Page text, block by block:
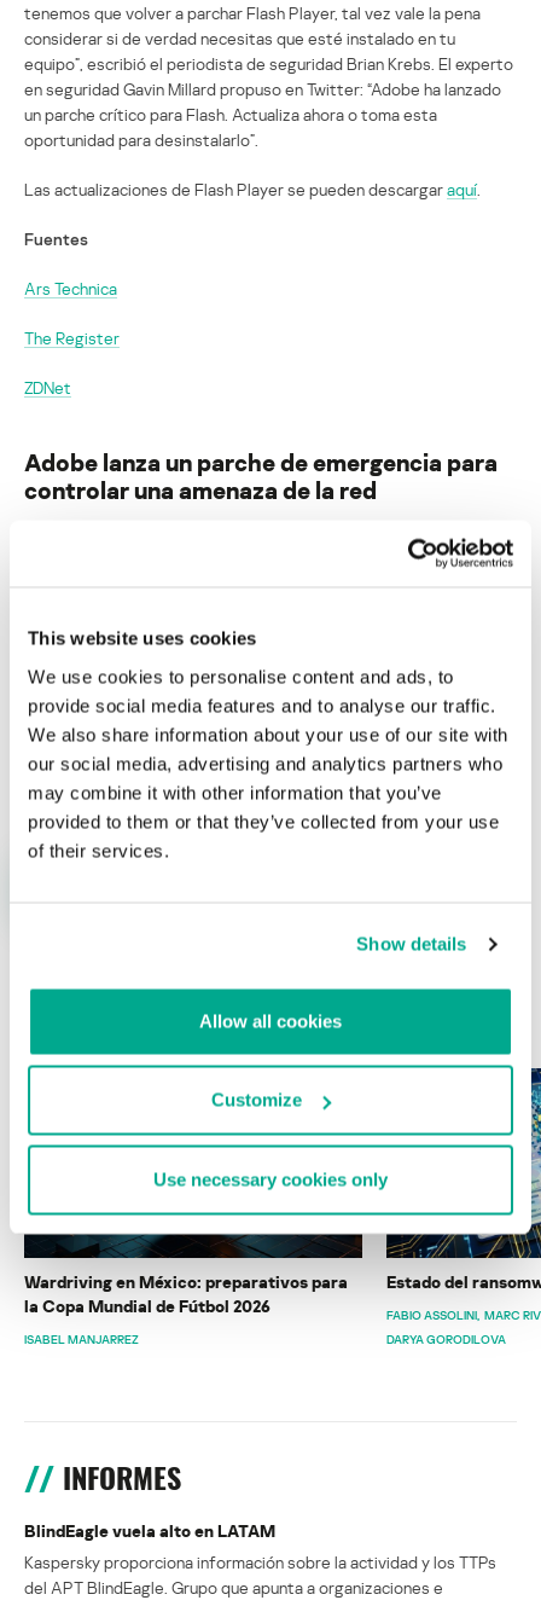
This website uses cookies
We use cookies to personalise content and ads, to
provide social media features and to analyse our traffic.
We also share information about your use of our site with
our social media, advertising and analytics partners who
may combine it with other information that you’ve
provided to them or that they’ve collected from your use
of their services.
Show details
Allow all cookies
Customize
Use necessary cookies only
tenemos que volver a parchar Flash Player, tal vez vale la pena
considerar si de verdad necesitas que esté instalado en tu
equipo”, escribió el periodista de seguridad Brian Krebs. El experto
en seguridad Gavin Millard propuso en Twitter: “Adobe ha lanzado
un parche crítico para Flash. Actualiza ahora o toma esta
oportunidad para desinstalarlo”.
Las actualizaciones de Flash Player se pueden descargaraquí.
Fuentes
Ars Technica
The Register
ZDNet
Adobe lanza un parche de emergencia para
controlar una amenaza de la red
Su dirección de correo electrónico no será publicada. Los
Correo electrónico
ÚLTIMAS PUBLICACIONES
Wardriving en México: preparativos para
la Copa Mundial de Fútbol 2026
ISABEL MANJARREZ
Estado del
FABIO ASSOLINI MARC
DARYA GORODILOVA
INFORMES
BlindEagle vuela alto en LATAM
Kaspersky proporciona información sobre la actividad y los TTPs
del APT BlindEagle. Grupo que apunta a organizaciones e